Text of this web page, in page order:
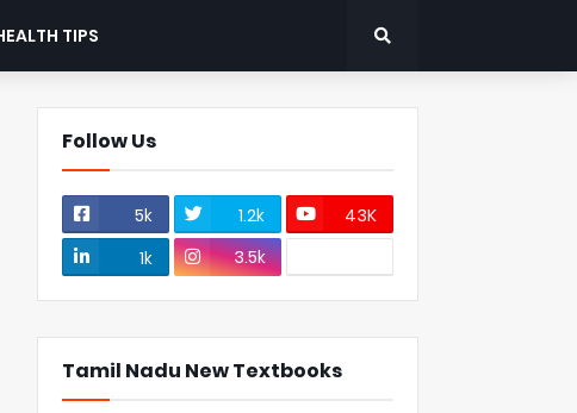
TIPS
Follow Us
5k 1.2k
43K
1k
3.5k
Tamil Nadu New Textbooks